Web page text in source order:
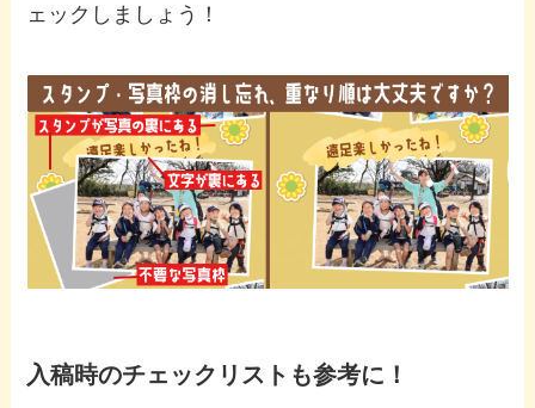
ェックしましょう！
入稿時のチェックリストも参考に！